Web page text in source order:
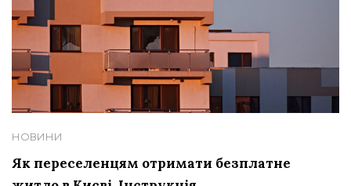
НОВИНИ
Як переселенцям отримати безплатне